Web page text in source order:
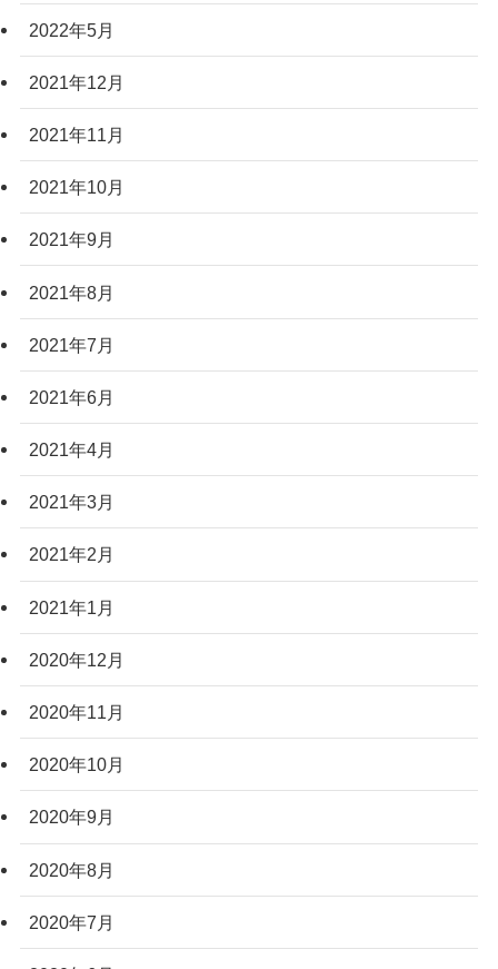
2022年5月
2021年12月
2021年11月
2021年10月
2021年9月
2021年8月
2021年7月
2021年6月
2021年4月
2021年3月
2021年2月
2021年1月
2020年12月
2020年11月
2020年10月
2020年9月
2020年8月
2020年7月